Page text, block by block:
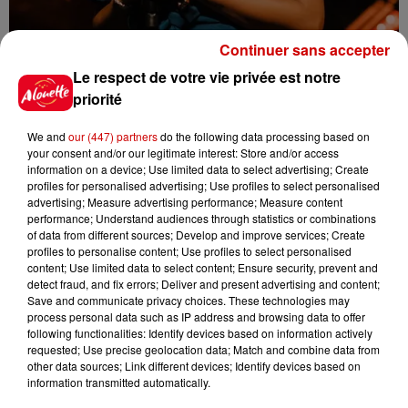
Le respect de votre vie privée est notre
priorité
We and our (447) partnersdo the following data processing based on
your consent and/or our legitimate interest: Store and/or access
information on a device; Use limited data to select advertising; Create
profiles for personalised advertising; Use profiles to select personalised
advertising; Measure advertising performance; Measure content
performance; Understand audiences through statistics or combinations
of data from different sources; Develop and improve services; Create
profiles to personalise content; Use profiles to select personalised
content; Use limited data to select content; Ensure security, prevent and
detect fraud, and fix errors; Deliver and present advertising and content;
Save and communicate privacy choices. These technologies may
process personal data such as IP address and browsing data to offer
following functionalities: Identify devices based on information actively
requested; Use precise geolocation data; Match and combine data from
other data sources; Link different devices; Identify devices based on
information transmitted automatically.
Continuer sans accepter